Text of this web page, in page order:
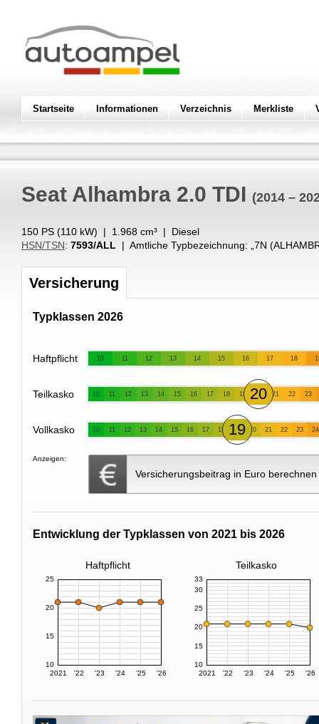
Startseite Informationen Verzeichnis Merkliste
Seat Alhambra 2.0 TDI (2014 –
150 PS (110 kW) | 1.968 cm³ | Diesel
HSN/TSN: 7593/ALL | Amtliche Typbezeichnung: „ 7N
Versicherung
Typklassen 2026
Haftpflicht 10 11 12 13 14 15 16 17 18
Teilkasko 10 11 12 13 14 15 16 17 18 19 20 21 22 23
Vollkasko 10 11 12 13 14 15 16 17 18 19 20 21 22 23 24
Anzeigen:
Versicherungsbeitrag in Euro berechnen
Entwicklung der Typklassen von 2021 bis 2026
Haftpflicht Teilkasko
2021 '22 '23 '24 '25 '26
10
15
20
25
2021 '22 '23 '24 '25 '26
10
15
20
25
30
33